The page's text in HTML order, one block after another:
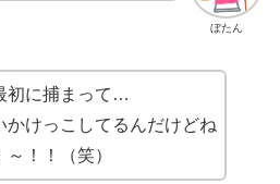
ぼたん
初に捕まって…
かけっこしてるんだけどね
！！（笑）